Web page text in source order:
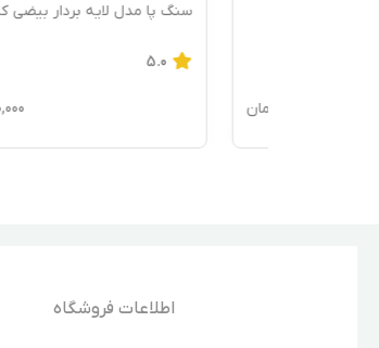
سنگ پا مدل لایه بردار بیضی کد 77134
اطلاعات فروشگاه